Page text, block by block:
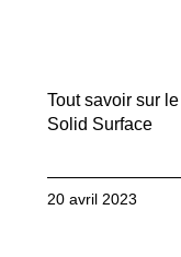
Tout savoir sur le
Solid Surface
20 avril 2023